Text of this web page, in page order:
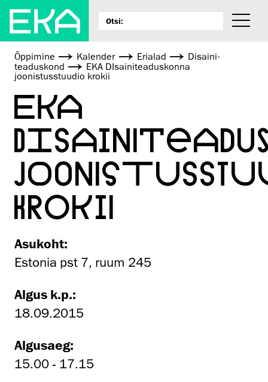
Õppimine Kalender Erialad
Disaini­­
teaduskond
EKA DIsainiteaduskonna
joonistusstuudio krokii
EKA
KROKII
Asukoht:
Estonia pst 7, ruum 245
Algus k.p.:
18.09.2015
Algusaeg:
15.00 - 17.15